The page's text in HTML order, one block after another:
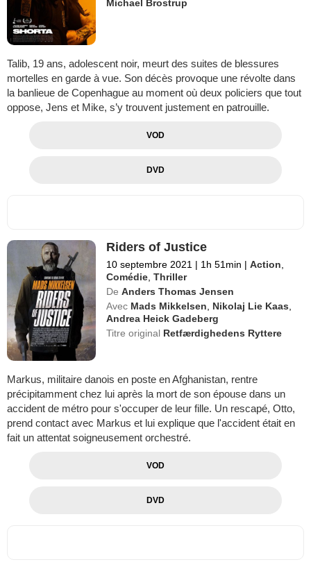
Michael Brostrup
Talib, 19 ans, adolescent noir, meurt des suites de blessures
mortelles en garde à vue. Son décès provoque une révolte dans
la banlieue de Copenhague au moment où deux policiers que tout
oppose, Jens et Mike, s’y trouvent justement en patrouille.
VOD
DVD
Riders of Justice
10 septembre 2021 | 1h 51min | Action
Comédie ,Thriller
De Anders Thomas Jensen
Avec Mads Mikkelsen Nikolaj Lie Kaas
Andrea Heick Gadeberg
Titre original Retfærdighedens Ryttere
Markus, militaire danois en poste en Afghanistan, rentre
précipitamment chez lui après la mort de son épouse dans un
accident de métro pour s'occuper de leur fille. Un rescapé, Otto,
prend contact avec Markus et lui explique que l'accident était en
fait un attentat soigneusement orchestré.
VOD
DVD